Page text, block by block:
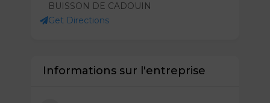
BUISSON DE CADOUIN
Get Directions
Informations sur l'entreprise